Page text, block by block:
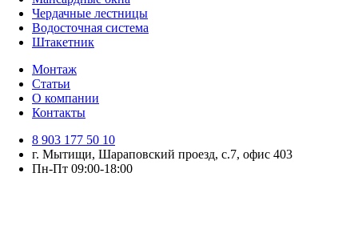
Чердачные лестницы
Водосточная система
Штакетник
Монтаж
Статьи
О компании
Контакты
8 903 177 50 10
г. Мытищи, Шараповский проезд, с.7, офис 403
Пн-Пт 09:00-18:00